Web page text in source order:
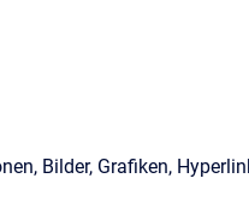
Bilder, Grafiken,